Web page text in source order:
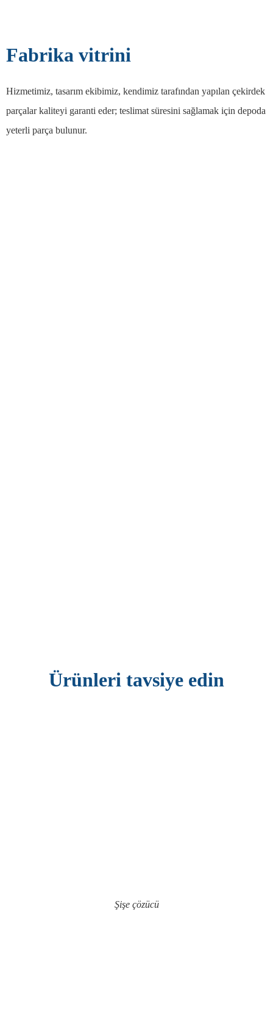
Fabrika vitrini
Hizmetimiz, tasarım ekibimiz, kendimiz tarafından yapılan çekirdek
parçalar kaliteyi garanti eder; teslimat süresini sağlamak için depoda
yeterli parça bulunur.
Ürünleri tavsiye edin
Şişe çözücü